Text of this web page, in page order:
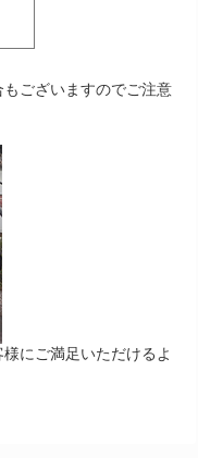
ございますのでご注意
にご満足いただけるよ